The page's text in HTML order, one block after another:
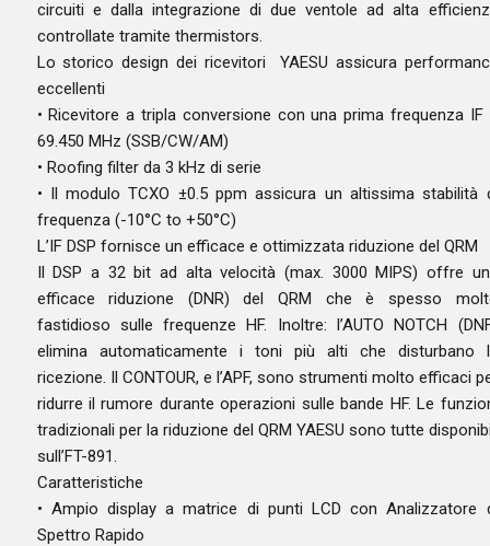
circuiti e dalla integrazione di due ventole ad alta
controllate tramite thermistors.
Lo storico design dei ricevitori YAESU assicura
eccellenti
• Ricevitore a tripla conversione con una prima frequenza IF
69.450 MHz (SSB/CW/AM)
• Roofing filter da 3 kHz di serie
• Il modulo TCXO ±0.5 ppm assicura un altissima stabilità
frequenza (-10°C to +50°C)
L’IF DSP fornisce un efficace e ottimizzata riduzione del QRM
Il DSP a 32 bit ad alta velocità (max. 3000 MIPS) offre
efficace riduzione (DNR) del QRM che è spesso
fastidioso sulle frequenze HF. Inoltre: l’AUTO NOTCH
elimina automaticamente i toni più alti che disturbano
ricezione. Il CONTOUR, e l’APF, sono strumenti molto efficaci
ridurre il rumore durante operazioni sulle bande HF. Le
tradizionali per la riduzione del QRM YAESU sono tutte
sull’FT-891.
Caratteristiche
• Ampio display a matrice di punti LCD con Analizzatore
Spettro Rapido